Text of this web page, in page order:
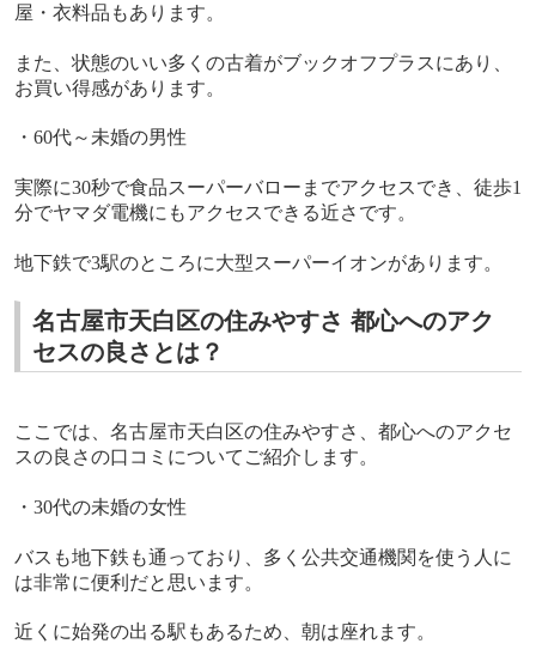
屋・衣料品もあります。
また、状態のいい多くの古着がブックオフプラスにあり、
お買い得感があります。
・ 60代～未婚の男性
実際に30秒で食品スーパーバローまでアクセスでき、徒歩1
分でヤマダ電機にもアクセスできる近さです。
地下鉄で3駅のところに大型スーパーイオンがあります。
名古屋市天白区の住みやすさ 都心へのアク
セスの良さとは？
ここでは、名古屋市天白区の住みやすさ、都心へのアクセ
スの良さの口コミについてご紹介します。
・ 30代の未婚の女性
バスも地下鉄も通っており、多く公共交通機関を使う人に
は非常に便利だと思います。
近くに始発の出る駅もあるため、朝は座れます。